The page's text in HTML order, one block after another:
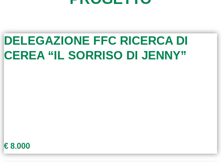
DELEGAZIONE FFC RICERCA DI
CEREA “IL SORRISO DI JENNY”
€ 8.000